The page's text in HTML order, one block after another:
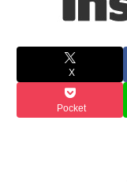
X
Pocket